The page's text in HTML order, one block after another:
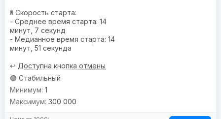
🚦 Скорость старта:
- Среднее время старта: 14
минут, 7 секунд
- Медианное время старта: 14
минут, 51 секунда
↩️ Доступна кнопка отмены
🟢 Стабильный
1
300 000